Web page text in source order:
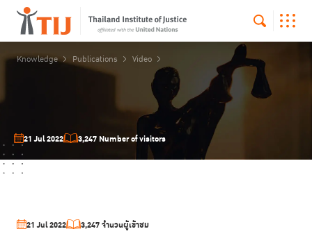
Knowledge Publications Video
21 Jul 2022 3,247 Number of visitors
21 Jul 2022 3,247 จำนวนผู้เข้าชม